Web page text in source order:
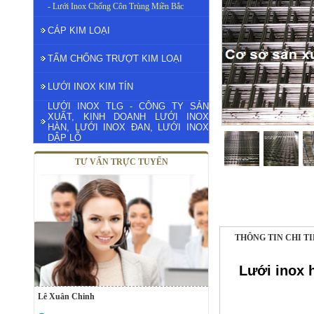
- Lưới Inox Chống Côn Trùng Miền Bắc
CÁP KIM LOẠI
TẤM CHỐNG TRƯỢT KIM LOẠI
LƯỚI INOX KIM TÍN
LƯỚI INOX TLG - CÔNG TY SẢN
XUẤT, KINH DOANH LƯỚI INOX
HÀN, LƯỚI INOX ĐAN, LƯỚI INOX
DẬP LỖ
TƯ VẤN TRỰC TUYẾN
Lê Xuân Chinh
THÔNG TIN CHI
Lưới inox